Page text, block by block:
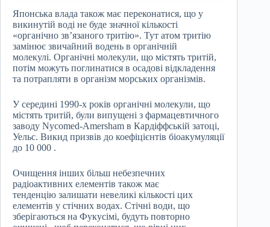
Японська влада також має переконатися, що у
викинутій воді не буде значної кількості
«органічно зв’язаного тритію». Тут атом тритію
замінює звичайний водень в органічній
молекулі. Органічні молекули, що містять тритій,
потім можуть поглинатися в осадові відкладення
та потрапляти в організм морських організмів.
У середині 1990-х років органічні молекули, що
містять тритій, були випущені з фармацевтичного
заводу Nycomed-Amersham в Кардіффській затоці,
Уельс. Викид призвів до коефіцієнтів біоакумуляції
до 10 000 .
Очищення інших більш небезпечних
радіоактивних елементів також має
тенденцію залишати невеликі кількості цих
елементів у стічних водах. Стічні води, що
зберігаються на Фукусімі, будуть повторно